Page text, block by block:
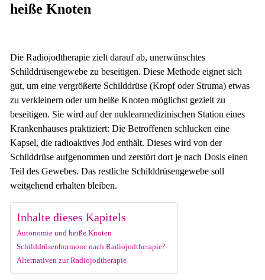
heiße Knoten
Die Radiojodtherapie zielt darauf ab, unerwünschtes
Schilddrüsengewebe zu beseitigen. Diese Methode eignet sich
gut, um eine vergrößerte Schilddrüse (Kropf oder Struma) etwas
zu verkleinern oder um heiße Knoten möglichst gezielt zu
beseitigen. Sie wird auf der nuklearmedizinischen Station eines
Krankenhauses praktiziert: Die Betroffenen schlucken eine
Kapsel, die radioaktives Jod enthält. Dieses wird von der
Schilddrüse aufgenommen und zerstört dort je nach Dosis einen
Teil des Gewebes. Das restliche Schilddrüsengewebe soll
weitgehend erhalten bleiben.
Inhalte dieses Kapitels
Autonomie und heiße Knoten
Schilddrüsenhormone nach Radiojodtherapie?
Alternativen zur Radiojodtherapie